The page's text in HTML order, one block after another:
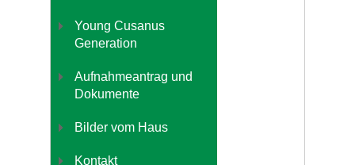
Young Cusanus
Generation
Aufnahmeantrag und
Dokumente
Bilder vom Haus
Kontakt